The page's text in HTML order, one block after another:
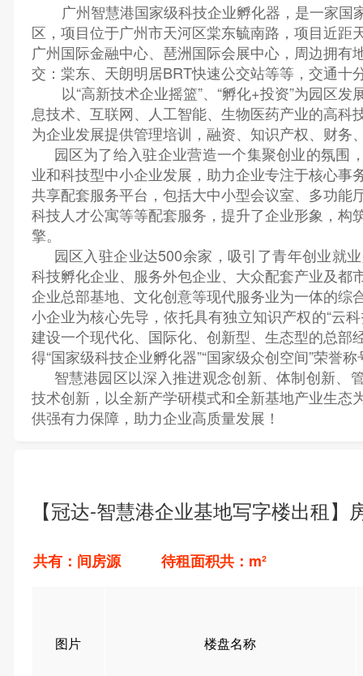
广州智慧港国家级科技企业孵化器 ，是一家国
区，项目位于广州市天河区棠东毓南路，项目近距
广州国际金融中心、琶洲国际会展中心， 周边拥有
交：棠东、天朗明居BRT快速公交站等等， 交通十
以“高新技术企业摇篮”、 “孵化+投资”为园区发
息技术、互联网、人工智能、生物医药产业的高科
为企业发展提供管理培训，融资、知识产权、财务
园区为了给入驻企业营造一个集聚创业的氛围
业和科技型中小企业发展，助力企业专注于核心事
共享配套服务平台，包括大中小型会议室、多功能
科技人才公寓等等配套服务，提升了企业形象，构
擎。
园区入驻企业达500余家，吸引了青年创业就
科技孵化企业、服务外包企业、 大众配套产业及都
企业总部基地、文化创意等现代服务业为一体的综
小企业为核心先导，依托具有独立知识产权的“云
建设一个现代化、国际化、创新型、生态型的总部
得“国家级科技企业孵化器”“国家级众创空间”荣誉称
智慧港园区以深入推进观念创新、体制创新、
技术创新，以全新产学研模式和全新基地产业生态
供强有力保障，助力企业高质量发展！
【冠达-智慧港企业基地写字楼出租】
共有：间房源 待租面积共：m²
图片 楼盘名称